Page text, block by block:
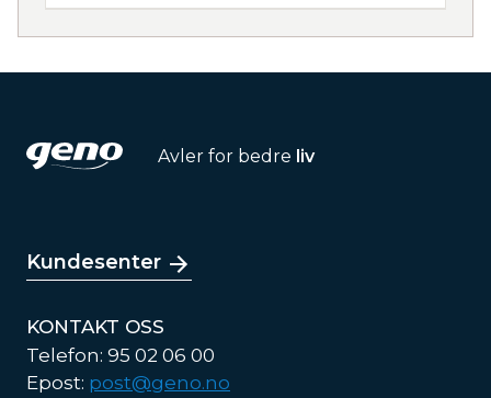
Avler for bedre liv
Kundesenter
KONTAKT OSS
Telefon: 95 02 06 00
Epost: post@geno.no